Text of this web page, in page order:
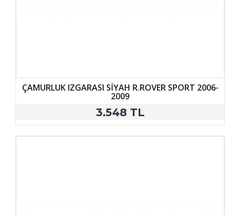
ÇAMURLUK IZGARASI SİYAH R.ROVER SPORT 2006-
2009
3.548 TL